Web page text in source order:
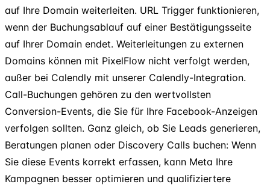
auf Ihre Domain weiterleiten. URL Trigger funktionieren,
wenn der Buchungsablauf auf einer Bestätigungsseite
auf Ihrer Domain endet. Weiterleitungen zu externen
Domains können mit PixelFlow nicht verfolgt werden,
außer bei Calendly mit unserer Calendly-Integration.
Call-Buchungen gehören zu den wertvollsten
Conversion-Events, die Sie für Ihre Facebook-Anzeigen
verfolgen sollten. Ganz gleich, ob Sie Leads generieren,
Beratungen planen oder Discovery Calls buchen: Wenn
Sie diese Events korrekt erfassen, kann Meta Ihre
Kampagnen besser optimieren und qualifiziertere